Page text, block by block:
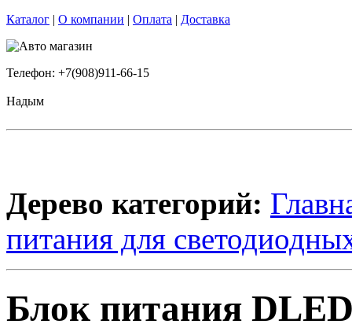
Каталог | О компании | Оплата | Доставка
Телефон: +7(908)911-66-15
Надым
Дерево категорий:
питания для
Блок питания